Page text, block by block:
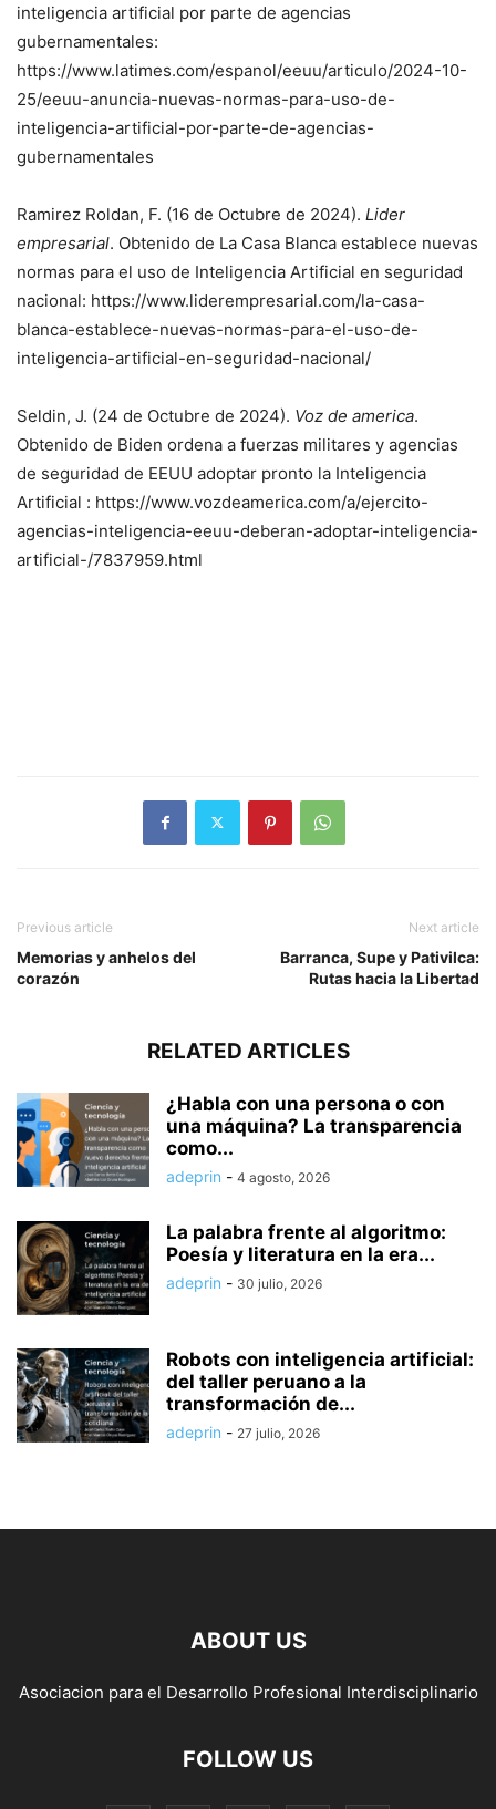
inteligencia artificial por parte de agencias
gubernamentales:
https://www.latimes.com/espanol/eeuu/articulo/2024-10-
25/eeuu-anuncia-nuevas-normas-para-uso-de-
inteligencia-artificial-por-parte-de-agencias-
gubernamentales
Ramirez Roldan, F. (16 de Octubre de 2024). Lider
empresarial. Obtenido de La Casa Blanca establece nuevas
normas para el uso de Inteligencia Artificial en seguridad
nacional: https://www.liderempresarial.com/la-casa-
blanca-establece-nuevas-normas-para-el-uso-de-
inteligencia-artificial-en-seguridad-nacional/
Seldin, J. (24 de Octubre de 2024). Voz de america.
Obtenido de Biden ordena a fuerzas militares y agencias
de seguridad de EEUU adoptar pronto la Inteligencia
Artificial : https://www.vozdeamerica.com/a/ejercito-
agencias-inteligencia-eeuu-deberan-adoptar-inteligencia-
artificial-/7837959.html
Previous article
Memorias y anhelos del
corazón
Next article
Barranca, Supe y Pativilca:
Rutas hacia la Libertad
RELATED ARTICLES
¿Habla con una persona o con
una máquina? La transparencia
como...
adeprin - 4 agosto, 2026
La palabra frente al algoritmo:
Poesía y literatura en la era...
adeprin - 30 julio, 2026
Robots con inteligencia artificial:
del taller peruano a la
transformación de...
adeprin - 27 julio, 2026
ABOUT US
Asociacion para el Desarrollo Profesional Interdisciplinario
FOLLOW US